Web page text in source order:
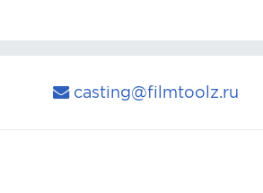
casting@filmtoolz.ru